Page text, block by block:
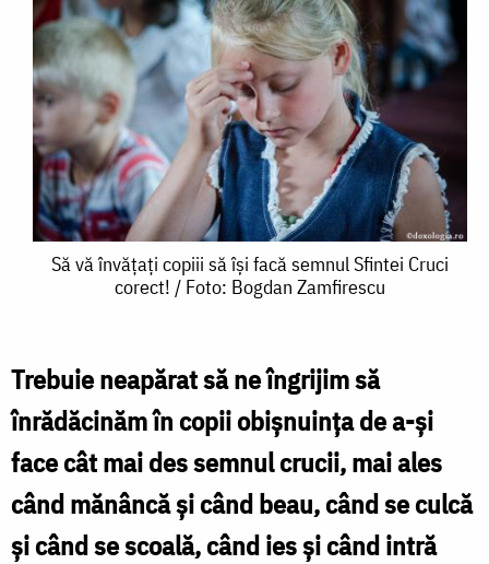
Să
copiii
să
își
facă
semnul
Să vă învățați copiii să își facă semnul Sfintei Cruci
corect! / Foto: Bogdan Zamfirescu
Trebuie neapărat să ne îngrijim să
înrădăcinăm în copii obişnuinţa de a-şi
face cât mai des semnul crucii, mai ales
când mănâncă şi când beau, când se culcă
şi când se scoală, când ies şi când intră